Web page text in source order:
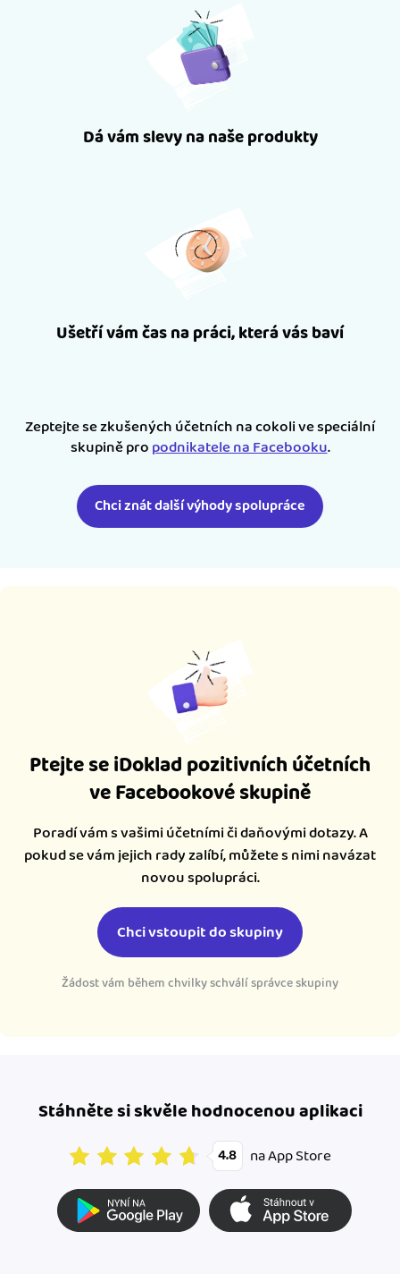
Dá vám slevy na naše produkty
Ušetří vám čas na práci, která vás baví
Zeptejte se zkušených účetních na cokoli ve speciální
skupině propodnikatele na Facebooku.
Chci znát další výhody spolupráce
Ptejte se iDoklad pozitivních účetních
ve Facebookové skupině
Poradí vám s vašimi účetními či daňovými dotazy. A
pokud se vám jejich rady zalíbí, můžete s nimi navázat
novou spolupráci.
Chci vstoupit do skupiny
Žádost vám během chvilky schválí správce skupiny
Stáhněte si skvěle hodnocenou aplikaci
4.8 na App Store